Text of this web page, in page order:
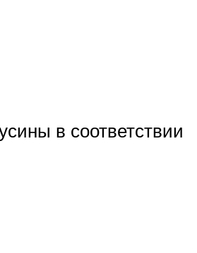
в соответствии